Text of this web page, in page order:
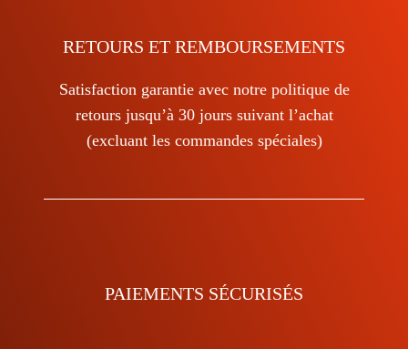
RETOURS ET REMBOURSEMENTS
Satisfaction garantie avec notre politique de
retours jusqu’à 30 jours suivant l’achat
(excluant les commandes spéciales)
PAIEMENTS SÉCURISÉS